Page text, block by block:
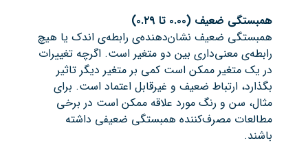
همبستگی ضعیف (۰.۰۰ تا ۰.۲۹)
همبستگی ضعیف نشان‌دهنده‌ی رابطه‌ی اندک یا هیچ
رابطه‌ی معنی‌داری بین دو متغیر است. اگرچه تغییرات
در یک متغیر ممکن است کمی بر متغیر دیگر تاثیر
بگذارد، ارتباط ضعیف و غیرقابل اعتماد است. برای
مثال، سن و رنگ مورد علاقه ممکن است در برخی
مطالعات مصرف‌کننده همبستگی ضعیفی داشته
باشند.